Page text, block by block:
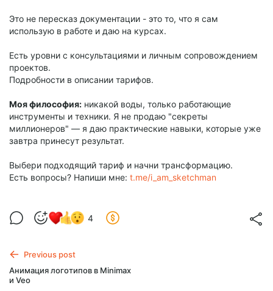
Это не пересказ документации - это то, что я сам
использую в работе и даю на курсах.
Есть уровни с консультациями и личным сопровождением
проектов.
Подробности в описании тарифов.
Моя философия: никакой воды, только работающие
инструменты и техники. Я не продаю "секреты
миллионеров" — я даю практические навыки, которые уже
завтра принесут результат.
Выбери подходящий тариф и начни трансформацию.
Есть вопросы? Напиши мне: t.me/i_am_sketchman
4
Previous post
Анимация логотипов в Minimax
и Veo